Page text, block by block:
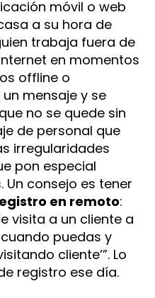
móvil o web
a su hora de
trabaja fuera de
en momentos
offline o
mensaje y se
no se quede sin
de personal que
irregularidades
pon especial
consejo es tener
en remoto:
visita a un cliente a
puedas y
cliente’”. Lo
registro ese día.